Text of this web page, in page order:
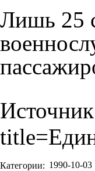
Лишь 25
Категории: 1990-10-03